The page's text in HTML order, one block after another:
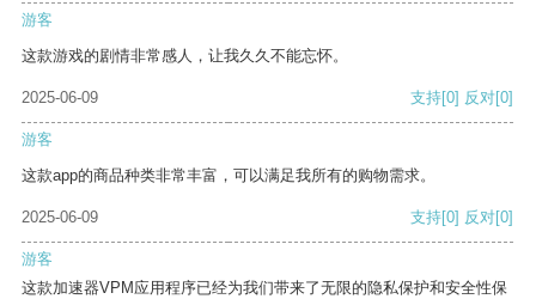
游客
这款游戏的剧情非常感人，让我久久不能忘怀。
2025-06-09 支持[0] 反对[0]
游客
这款app的商品种类非常丰富，可以满足我所有的购物需求。
2025-06-09 支持[0] 反对[0]
游客
这款加速器VPM应用程序已经为我们带来了无限的隐私保护和安全性保